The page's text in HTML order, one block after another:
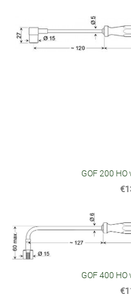
GOF 200
GOF 400